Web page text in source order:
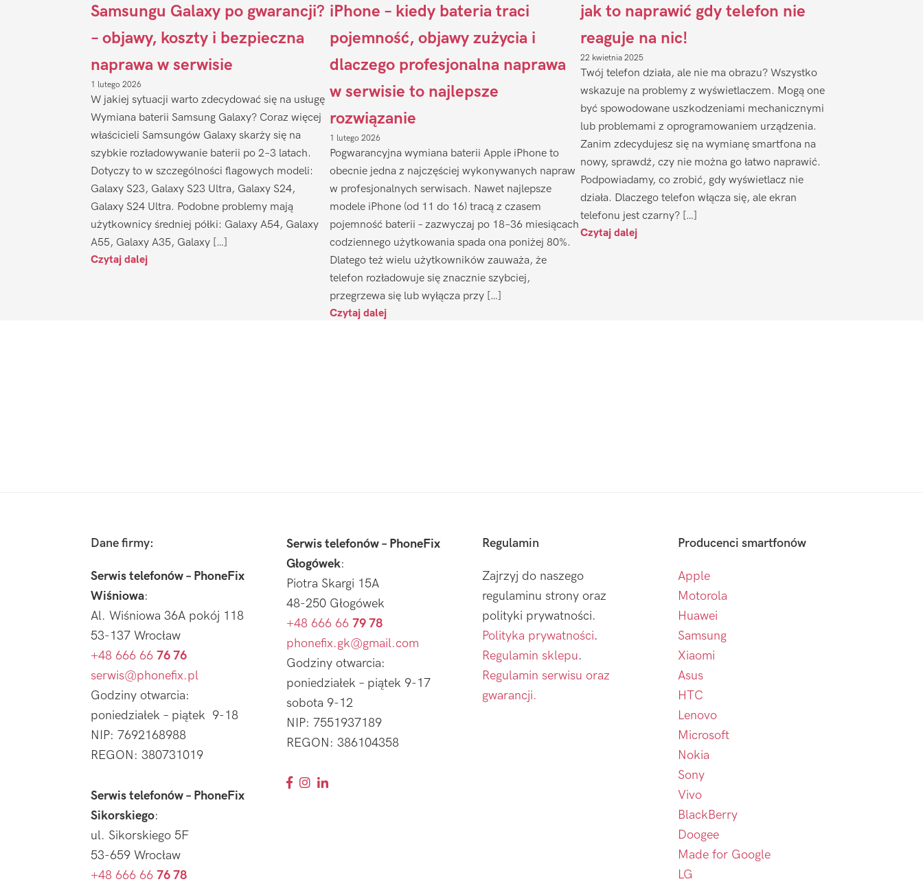
Samsungu Galaxy po gwarancji?
– objawy, koszty i bezpieczna
naprawa w serwisie
1 lutego 2026
W jakiej sytuacji warto zdecydować się na usługę
Wymiana baterii Samsung Galaxy? Coraz więcej
właścicieli Samsungów Galaxy skarży się na
szybkie rozładowywanie baterii po 2–3 latach.
Dotyczy to w szczególności flagowych modeli:
Galaxy S23, Galaxy S23 Ultra, Galaxy S24,
Galaxy S24 Ultra. Podobne problemy mają
użytkownicy średniej półki: Galaxy A54, Galaxy
A55, Galaxy A35, Galaxy […]
Czytaj dalej
iPhone – kiedy bateria traci
pojemność, objawy zużycia i
dlaczego profesjonalna naprawa
w serwisie to najlepsze
rozwiązanie
1 lutego 2026
Pogwarancyjna wymiana baterii Apple iPhone to
obecnie jedna z najczęściej wykonywanych napraw
w profesjonalnych serwisach. Nawet najlepsze
modele iPhone (od 11 do 16) tracą z czasem
pojemność baterii – zazwyczaj po 18–36 miesiącach
codziennego użytkowania spada ona poniżej 80%.
Dlatego też wielu użytkowników zauważa, że
telefon rozładowuje się znacznie szybciej,
przegrzewa się lub wyłącza przy […]
Czytaj dalej
jak to naprawić gdy telefon nie
reaguje na nic!
22 kwietnia 2025
Twój telefon działa, ale nie ma obrazu? Wszystko
wskazuje na problemy z wyświetlaczem. Mogą one
być spowodowane uszkodzeniami mechanicznymi
lub problemami z oprogramowaniem urządzenia.
Zanim zdecydujesz się na wymianę smartfona na
nowy, sprawdź, czy nie można go łatwo naprawić.
Podpowiadamy, co zrobić, gdy wyświetlacz nie
działa. Dlaczego telefon włącza się, ale ekran
telefonu jest czarny? […]
Czytaj dalej
Dane firmy:
Serwis telefonów – PhoneFix
Wiśniowa:
Al. Wiśniowa 36A pokój 118
53-137 Wrocław
+48 666 66 76 76
serwis@phonefix.pl
Godziny otwarcia:
poniedziałek – piątek 9-18
NIP: 7692168988
REGON: 380731019
Serwis telefonów – PhoneFix
Sikorskiego:
ul. Sikorskiego 5F
53-659 Wrocław
+48 666 66 76 78
Serwis telefonów – PhoneFix
Głogówek:
Piotra Skargi 15A
48-250 Głogówek
+48 666 66 79 78
phonefix.gk@gmail.com
Godziny otwarcia:
poniedziałek – piątek 9-17
sobota 9-12
NIP: 7551937189
REGON: 386104358
Regulamin
Zajrzyj do naszego
regulaminu strony oraz
polityki prywatności.
Polityka prywatności.
Regulamin sklepu.
Regulamin serwisu oraz
gwarancji.
Producenci smartfonów
Apple
Motorola
Huawei
Samsung
Xiaomi
Asus
HTC
Lenovo
Microsoft
Nokia
Sony
Vivo
BlackBerry
Doogee
Made for Google
LG